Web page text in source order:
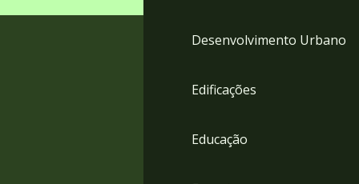
para
Desenvolvimento Urbano
Edificações
Educação